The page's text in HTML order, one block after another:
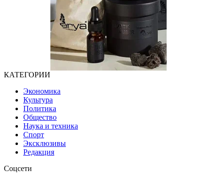
КАТЕГОРИИ
Экономика
Культура
Политика
Общество
Наука и техника
Спорт
Эксклюзивы
Редакция
Соцсети